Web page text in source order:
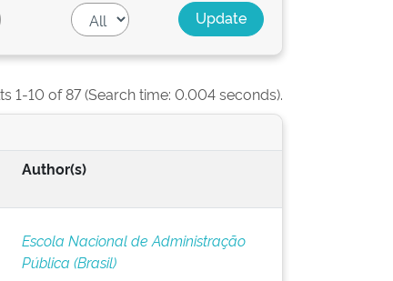
1-10 of 87 (Search time: 0.004 seconds).
Author(s)
Escola Nacional de Administração
Pública (Brasil)